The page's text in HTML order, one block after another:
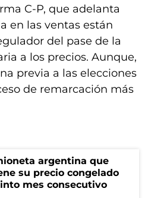
C-P, que adelanta
en las ventas están
del pase de la
a los precios. Aunque,
previa a las elecciones
de remarcación más
argentina que
su precio congelado
mes consecutivo